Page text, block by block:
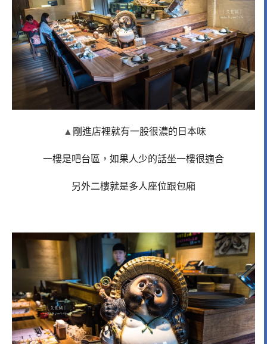
▲ 剛進店裡就有一股很濃的日本味
一樓是吧台區，如果人少的話坐一樓很適合
另外二樓就是多人座位跟包廂